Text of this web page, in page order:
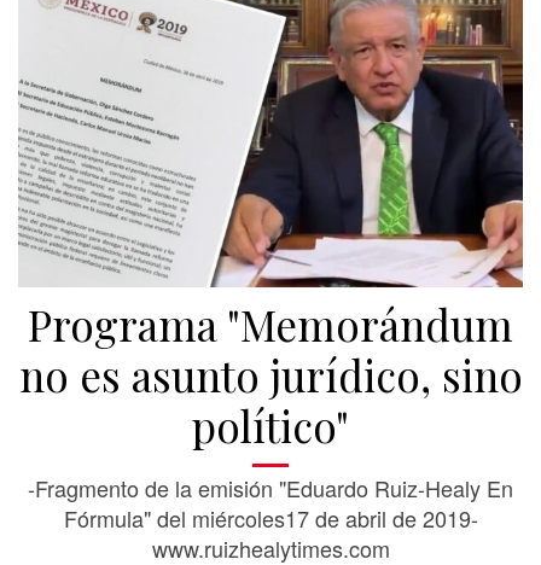
Programa "Memorándum
no es asunto jurídico, sino
político"
-Fragmento de la emisión "Eduardo Ruiz-Healy En
Fórmula" del miércoles17 de abril de 2019-
www.ruizhealytimes.com